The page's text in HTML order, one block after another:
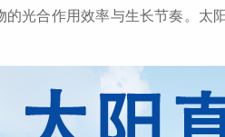
合作用效率与生长节奏。太